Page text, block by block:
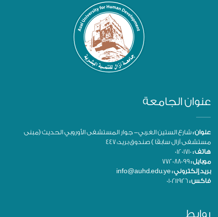
عنوان الجامعة
عنوان :شارع الستين الغربي- جوار المستشفى الأوروبي الحديث (مبنى
مستشفى آزال سابقًا ) صندوق بريد: 447
هاتف :
موبايل :
بريد إلكتروني :
فاكس :
روابط